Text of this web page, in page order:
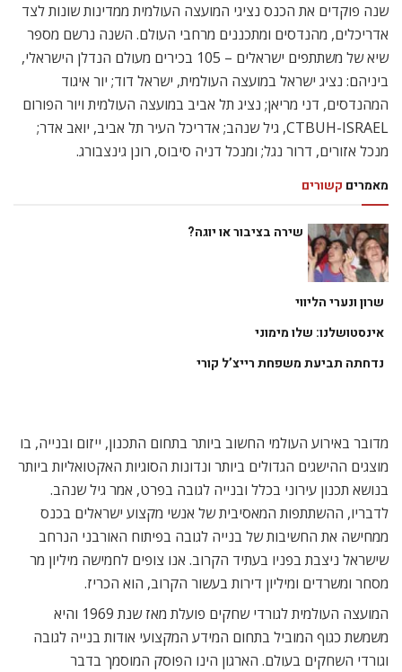
שנה פוקדים את הכנס נציגי המועצה העולמית ממדינות שונות לצד
אדריכלים, מהנדסים ומתכננים מרחבי העולם. השנה נרשם מספר
שיא של משתתפים ישראלים – 105 בכירים מעולם הנדלן הישראלי,
ביניהם: נציג ישראל במועצה העולמית, ישראל דוד; יור איגוד
המהנדסים, דני מריאן; נציג תל אביב במועצה העולמית ויור הפורום
CTBUH-ISRAEL, גיל שנהב; אדריכל העיר תל אביב, יואב אדר;
מנכל אזורים, דרור נגל; ומנכל דניה סיבוס, רונן גינצבורג.
מאמרים קשורים
שירה בציבור או יוגה?
שרון ונערי הליווי
אינסטושלנו: שלו מימוני
נדחתה תביעת משפחת רייצ’ל קורי
מדובר באירוע העולמי החשוב ביותר בתחום התכנון, ייזום ובנייה, בו
מוצגים ההישגים הגדולים ביותר ונדונות הסוגיות האקטואליות ביותר
בנושא תכנון עירוני בכלל ובנייה לגובה בפרט, אמר גיל שנהב.
לדבריו, ההשתתפות המאסיבית של אנשי מקצוע ישראלים בכנס
ממחישה את החשיבות של בנייה לגובה בפיתוח האורבני הנרחב
שישראל ניצבת בפניו בעתיד הקרוב. אנו צופים לחמישה מיליון מר
מסחר ומשרדים ומיליון דירות בעשור הקרוב, הוא הכריז.
המועצה העולמית לגורדי שחקים פועלת מאז שנת 1969 והיא
משמשת כגוף המוביל בתחום המידע המקצועי אודות בנייה לגובה
וגורדי השחקים בעולם. הארגון הינו הפוסק המוסמך בדבר